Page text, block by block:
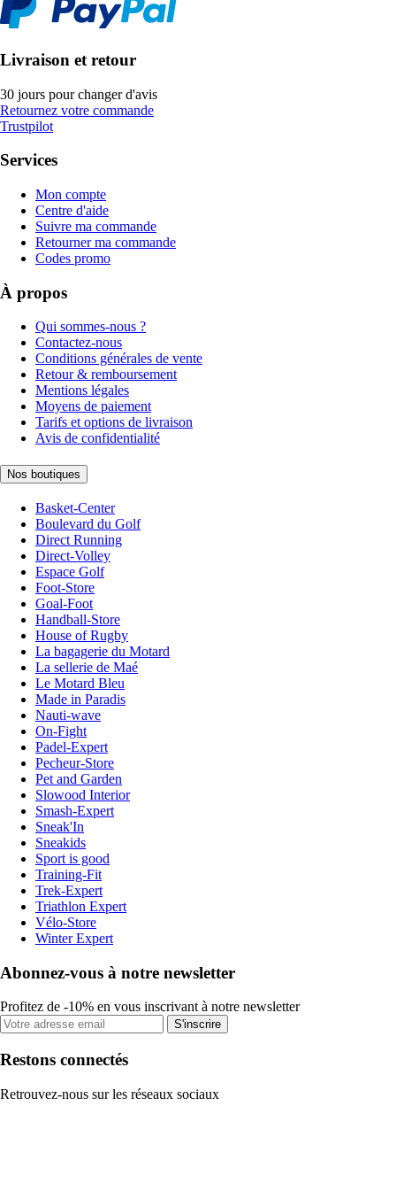
Livraison et retour
30 jours pour changer d'avis
Retournez votre commande
Trustpilot
Services
Mon compte
Centre d'aide
Suivre ma commande
Retourner ma commande
Codes promo
À propos
Qui sommes-nous ?
Contactez-nous
Conditions générales de vente
Retour & remboursement
Mentions légales
Moyens de paiement
Tarifs et options de livraison
Avis de confidentialité
Nos boutiques
Basket-Center
Boulevard du Golf
Direct Running
Direct-Volley
Espace Golf
Foot-Store
Goal-Foot
Handball-Store
House of Rugby
La bagagerie du Motard
La sellerie de Maé
Le Motard Bleu
Made in Paradis
Nauti-wave
On-Fight
Padel-Expert
Pecheur-Store
Pet and Garden
Slowood Interior
Smash-Expert
Sneak'In
Sneakids
Sport is good
Training-Fit
Trek-Expert
Triathlon Expert
Vélo-Store
Winter Expert
Abonnez-vous à notre newsletter
Profitez de -10% en vous inscrivant à notre newsletter
S'inscrire
Restons connectés
Retrouvez-nous sur les réseaux sociaux